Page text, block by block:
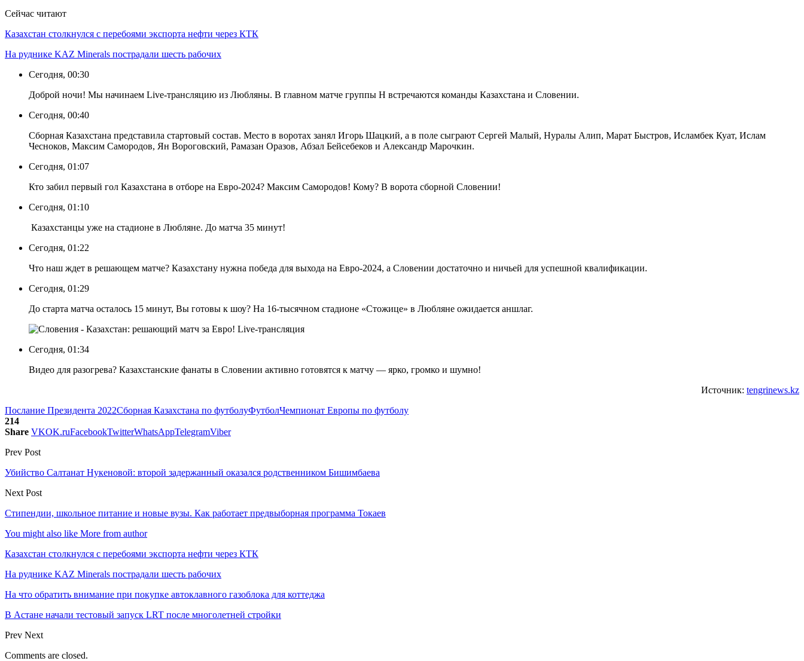
Сейчас читают
Казахстан столкнулся с перебоями экспорта нефти через КТК
На руднике KAZ Minerals пострадали шесть рабочих
Сегодня, 00:30
Доброй ночи! Мы начинаем Live-трансляцию из Любляны. В главном матче группы Н встречаются команды Казахстана и Словении.
Сегодня, 00:40
Сборная Казахстана представила стартовый состав. Место в воротах занял Игорь Шацкий, а в поле сыграют Сергей Малый, Нуралы Алип, Марат Быстров, Исламбек Куат, Ислам
Чесноков, Максим Самородов, Ян Вороговский, Рамазан Оразов, Абзал Бейсебеков и Александр Марочкин.
Сегодня, 01:07
Кто забил первый гол Казахстана в отборе на Евро-2024? Максим Самородов! Кому? В ворота сборной Словении!
Сегодня, 01:10
Казахстанцы уже на стадионе в Любляне. До матча 35 минут!
Сегодня, 01:22
Что наш ждет в решающем матче? Казахстану нужна победа для выхода на Евро-2024, а Словении достаточно и ничьей для успешной квалификации.
Сегодня, 01:29
До старта матча осталось 15 минут, Вы готовы к шоу? На 16-тысячном стадионе «Стожице» в Любляне ожидается аншлаг.
Сегодня, 01:34
Видео для разогрева? Казахстанские фанаты в Словении активно готовятся к матчу — ярко, громко и шумно!
Источник: tengrinews.kz
Послание Президента 2022Сборная Казахстана по футболуФутболЧемпионат Европы по футболу
214
Share VKOK.ruFacebookTwitterWhatsAppTelegramViber
Prev Post
Убийство Салтанат Нукеновой: второй задержанный оказался родственником Бишимбаева
Next Post
Стипендии, школьное питание и новые вузы. Как работает предвыборная программа Токаев
You might also like More from author
Казахстан столкнулся с перебоями экспорта нефти через КТК
На руднике KAZ Minerals пострадали шесть рабочих
На что обратить внимание при покупке автоклавного газоблока для коттеджа
В Астане начали тестовый запуск LRT после многолетней стройки
Prev Next
Comments are closed.